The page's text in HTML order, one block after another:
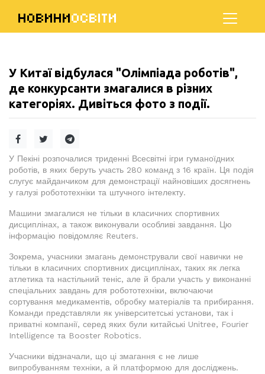
НОВИНИОСВІТИ
У Китаї відбулася "Олімпіада роботів",
де конкурсанти змагалися в різних
категоріях. Дивіться фото з події.
У Пекіні розпочалися триденні Всесвітні ігри гуманоїдних
роботів, в яких беруть участь 280 команд з 16 країн. Ця подія
слугує майданчиком для демонстрації найновіших досягнень
у галузі робототехніки та штучного інтелекту.
Машини змагалися не тільки в класичних спортивних
дисциплінах, а також виконували особливі завдання. Цю
інформацію повідомляє Reuters.
Зокрема, учасники змагань демонстрували свої навички не
тільки в класичних спортивних дисциплінах, таких як легка
атлетика та настільний теніс, але й брали участь у виконанні
спеціальних завдань для робототехніки, включаючи
сортування медикаментів, обробку матеріалів та прибирання.
Команди представляли як університетські установи, так і
приватні компанії, серед яких були китайські Unitree, Fourier
Intelligence та Booster Robotics.
Учасники відзначали, що ці змагання є не лише
випробуванням техніки, а й платформою для досліджень.